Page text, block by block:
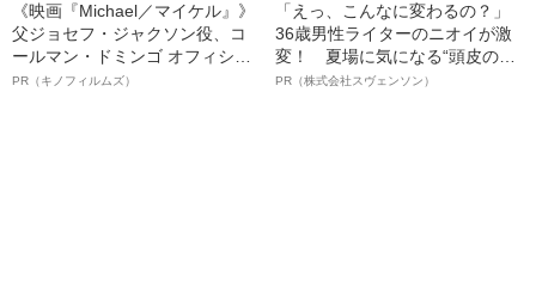
《映画『Michael／マイケル』》
父ジョセフ・ジャクソン役、コ
ールマン・ドミンゴ オフィシャ
ルインタビュー“観客を魅了した
PR（キノフィルムズ）
「えっ、こんなに変わるの？」
36歳男性ライターのニオイが激
変！ 夏場に気になる“頭皮のニ
オイ”や“ベタつき”を解消す
PR（株式会社スヴェンソン）